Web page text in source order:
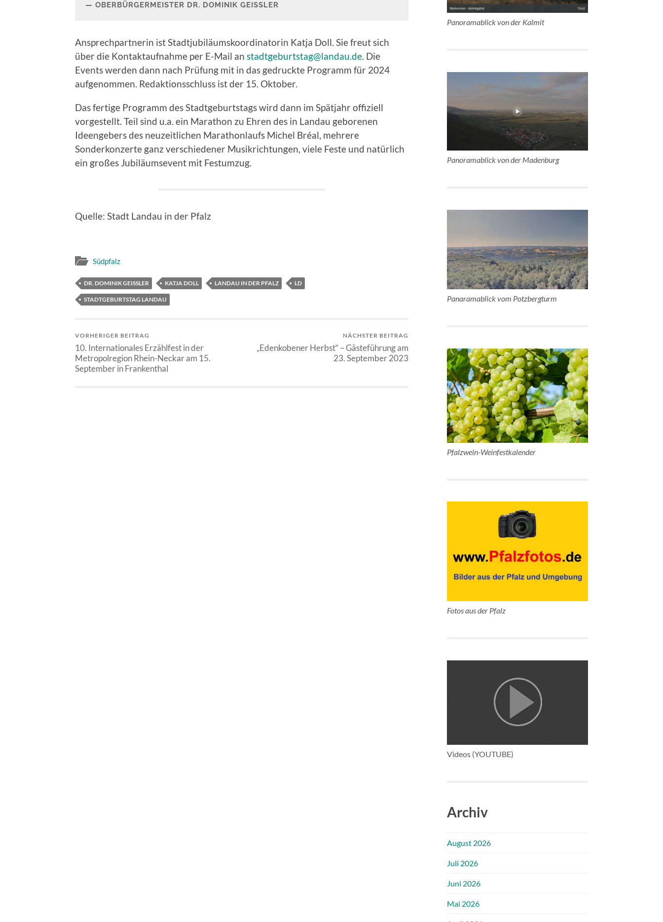
OBERBÜRGERMEISTER DR. DOMINIK GEISSLER
Ansprechpartnerin ist Stadtjubiläumskoordinatorin Katja Doll. Sie freut sich
über die Kontaktaufnahme per E-Mail an stadtgeburtstag@landau.de. Die
Events werden dann nach Prüfung mit in das gedruckte Programm für 2024
aufgenommen. Redaktionsschluss ist der 15. Oktober.
Das fertige Programm des Stadtgeburtstags wird dann im Spätjahr offiziell
vorgestellt. Teil sind u.a. ein Marathon zu Ehren des in Landau geborenen
Ideengebers des neuzeitlichen Marathonlaufs Michel Bréal, mehrere
Sonderkonzerte ganz verschiedener Musikrichtungen, viele Feste und natürlich
ein großes Jubiläumsevent mit Festumzug.
Quelle: Stadt Landau in der Pfalz
Südpfalz
DR. DOMINIK GEISSLER KATJA DOLL LANDAU IN DER PFALZ LD
STADTGEBURTSTAG LANDAU
VORHERIGER BEITRAG
10. Internationales Erzählfest in der
Metropolregion Rhein-Neckar am 15.
September in Frankenthal
NÄCHSTER BEITRAG
„Edenkobener Herbst“ – Gästeführung am
23. September 2023
Panoramablick von der Kalmit
Panoramablick von der Madenburg
Panaramablick vom Potzbergturm
Pfalzwein-Weinfestkalender
Fotos aus der Pfalz
Videos (YOUTUBE)
Archiv
August 2026
Juli 2026
Juni 2026
Mai 2026